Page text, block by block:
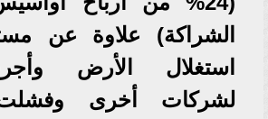
الشراكة) علاوة عن
استغلال الأرض
لشركات أخرى